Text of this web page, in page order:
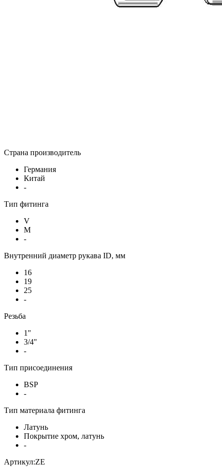
Страна производитель
Германия
Китай
-
Тип фитинга
V
M
-
Внутренний диаметр рукава ID, мм
16
19
25
-
Резьба
1"
3/4"
-
Тип присоединения
BSP
-
Тип материала фитинга
Латунь
Покрытие хром, латунь
-
Артикул:ZE